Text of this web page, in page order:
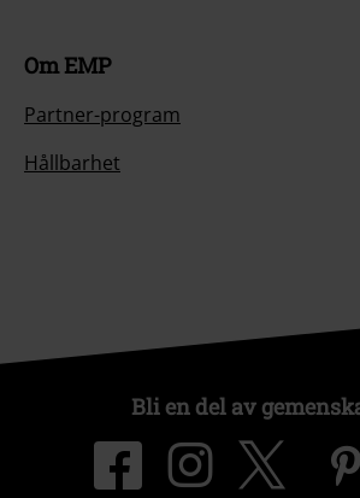
Om EMP
Partner-program
Hållbarhet
Bli en del av